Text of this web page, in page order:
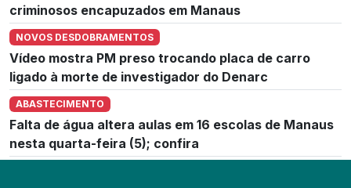
criminosos encapuzados em Manaus
NOVOS DESDOBRAMENTOS
Vídeo mostra PM preso trocando placa de carro
ligado à morte de investigador do Denarc
ABASTECIMENTO
Falta de água altera aulas em 16 escolas de Manaus
nesta quarta-feira (5); confira